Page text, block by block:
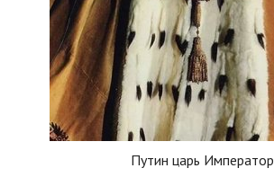
Путин царь Император